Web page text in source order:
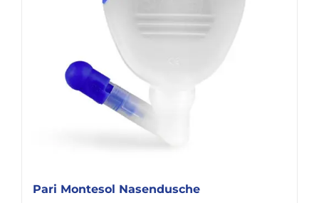
Pari Montesol Nasendusche